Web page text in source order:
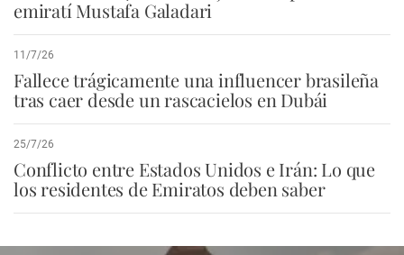
emiratí Mustafa Galadari
11/7/26
Fallece trágicamente una influencer brasileña
tras caer desde un rascacielos en Dubái
25/7/26
Conflicto entre Estados Unidos e Irán: Lo que
los residentes de Emiratos deben saber